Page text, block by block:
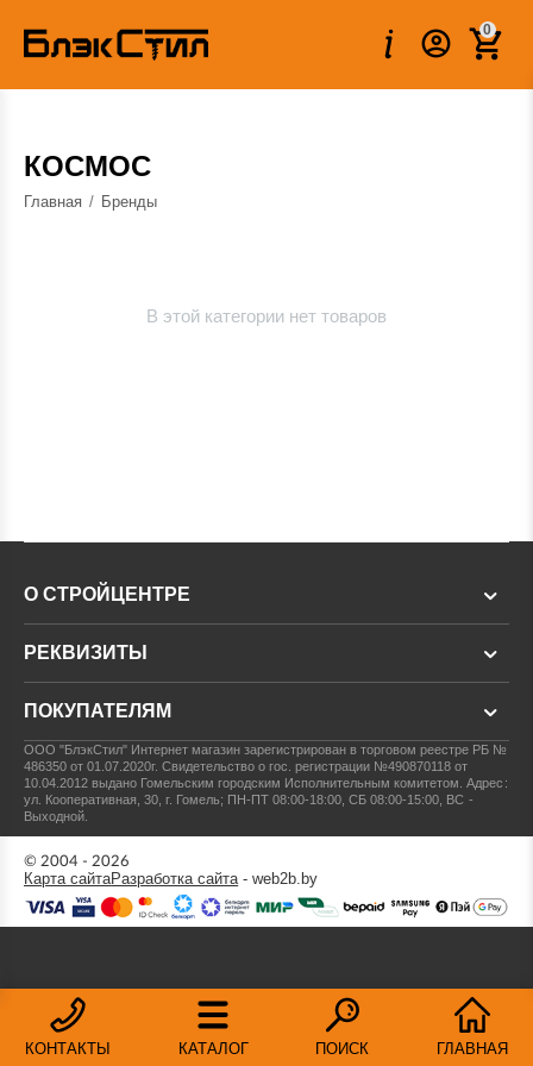
0
КОСМОС
Главная / Бренды
В этой категории нет товаров
КОНТАКТЫ КАТАЛОГ ПОИСК ГЛАВНАЯ
О СТРОЙЦЕНТРЕ
РЕКВИЗИТЫ
ПОКУПАТЕЛЯМ
ООО "БлэкСтил" Интернет магазин зарегистрирован в торговом реестре РБ №
486350 от 01.07.2020г.Свидетельство о гос. регистрации №490870118 от
10.04.2012 выдано Гомельским городским Исполнительным комитетом.Адрес:
ул. Кооперативная, 30, г. Гомель; ПН-ПТ 08:00-18:00, СБ 08:00-15:00, ВС -
Выходной.
© 2004 - 2026
Карта сайтаРазработка сайта- web2b.by